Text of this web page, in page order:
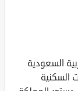
السعودية
السكنية